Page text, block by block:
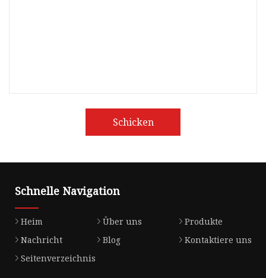
Schicken
Schnelle Navigation
Heim Über uns
Produkte
Nachricht
Blog
Kontaktiere uns
Seitenverzeichnis